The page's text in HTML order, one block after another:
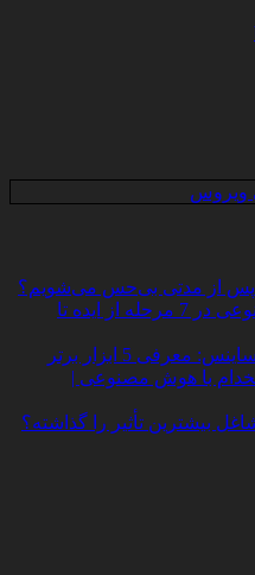
ویروس
پس از مدتی بی‌حس می‌شویم؟
ساخت چت‌ بات با هوش مصنوعی در 7 مرحله از ایده تا
5 ابزار برتر
با هوش مصنوعی |
بیشترین تأثیر را گذاشته؟